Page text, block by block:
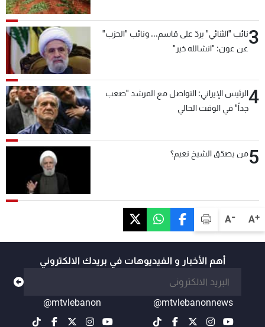
A+
A-
3نائب "الثنائي" يردّ على قاسم... ونائب "الحزب"
عن عون: "انشالله خير"
4الرئيس الإيراني: التواصل مع المرشد "صعب
جداً" في الوقت الحالي
5من يصدّق الشيخ نعيم؟
أهم الأخبار و الفيديوهات في بريدك الالكتروني
@mtvlebanonnews
@mtvlebanon